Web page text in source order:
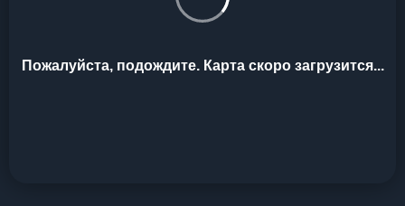
Пожалуйста, подождите. Карта скоро загрузится...